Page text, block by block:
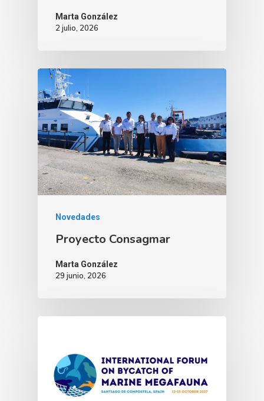
Marta González
2 julio, 2026
Novedades
Proyecto Consagmar
Marta González
29 junio, 2026